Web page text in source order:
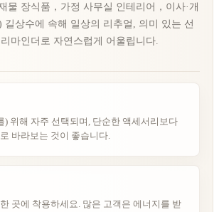
물 장식품，가정 사무실 인테리어，이사·개
길상수에 속해 일상의 리추얼, 의미 있는 선
마인더로 자연스럽게 어울립니다.
) 위해 자주 선택되며, 단순한 액세서리보다
바라보는 것이 좋습니다.
곳에 착용하세요. 많은 고객은 에너지를 받